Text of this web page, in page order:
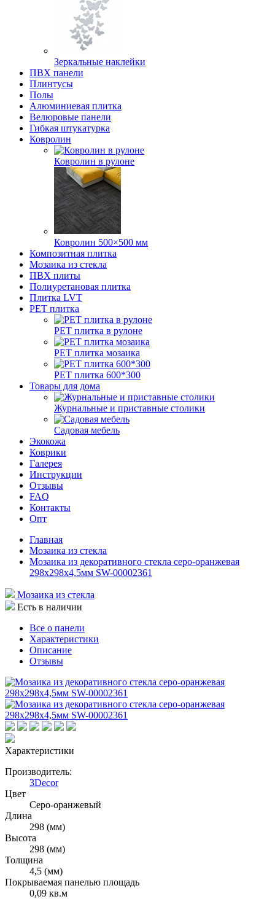
Зеркальные наклейки
ПВХ панели
Плинтусы
Полы
Алюминиевая плитка
Велюровые панели
Гибкая штукатурка
Ковролин
Ковролин в рулоне
Ковролин 500×500 мм
Композитная плитка
Мозаика из стекла
ПВХ плиты
Полиуретановая плитка
Плитка LVT
РЕТ плитка
РЕТ плитка в рулоне
РЕТ плитка мозаика
РЕТ плитка 600*300
Товары для дома
Журнальные и приставные столики
Садовая мебель
Экокожа
Коврики
Галерея
Инструкции
Отзывы
FAQ
Контакты
Опт
Главная
Мозаика из стекла
Мозаика из декоративного стекла серо-оранжевая
298х298х4,5мм SW-00002361
Мозаика из стекла
Есть в наличии
Все о панели
Характеристики
Описание
Отзывы
Характеристики
Производитель:
3Decor
Цвет
Серо-оранжевый
Длина
298 (мм)
Высота
298 (мм)
Толщина
4,5 (мм)
Покрываемая панелью площадь
0,09 кв.м